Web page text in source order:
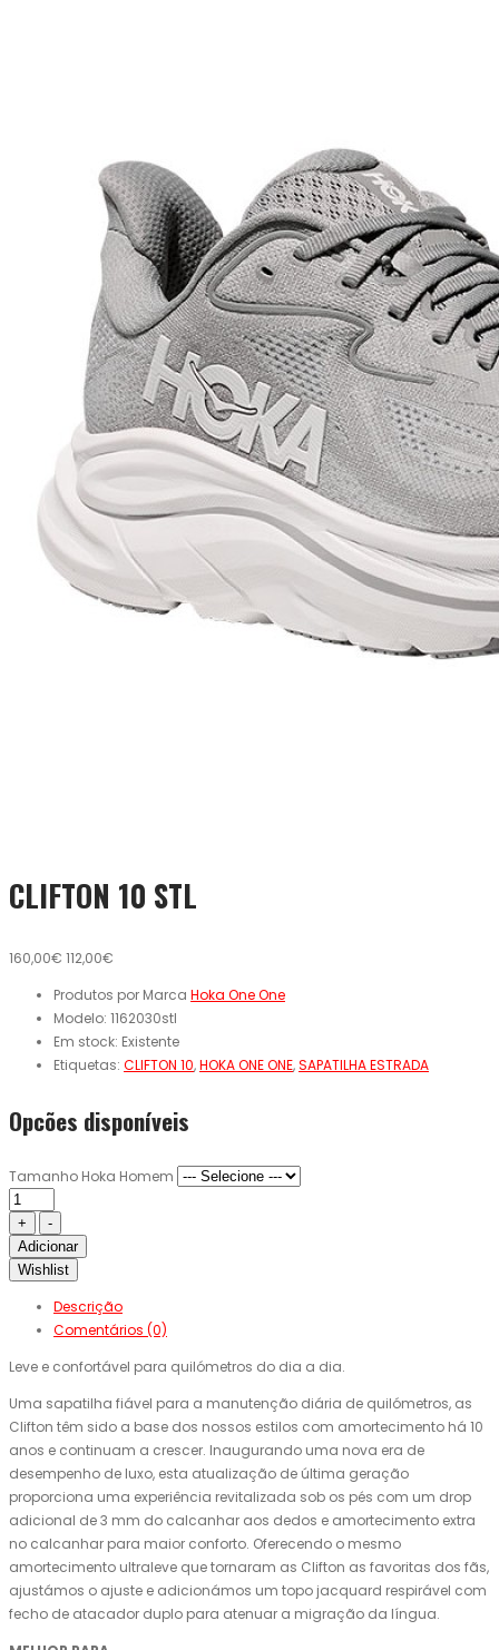
CLIFTON 10 STL
160,00€ 112,00€
Produtos por Marca Hoka One One
Modelo: 1162030stl
Em stock: Existente
Etiquetas: CLIFTON 10,HOKA ONE ONE,SAPATILHA ESTRADA
Opcões disponíveis
Tamanho Hoka Homem
Adicionar
Wishlist
Descrição
Comentários (0)
Leve e confortável para quilómetros do dia a dia.
Uma sapatilha fiável para a manutenção diária de quilómetros, as
Clifton têm sido a base dos nossos estilos com amortecimento há 10
anos e continuam a crescer. Inaugurando uma nova era de
desempenho de luxo, esta atualização de última geração
proporciona uma experiência revitalizada sob os pés com um drop
adicional de 3 mm do calcanhar aos dedos e amortecimento extra
no calcanhar para maior conforto. Oferecendo o mesmo
amortecimento ultraleve que tornaram as Clifton as favoritas dos fãs,
ajustámos o ajuste e adicionámos um topo jacquard respirável com
fecho de atacador duplo para atenuar a migração da língua.